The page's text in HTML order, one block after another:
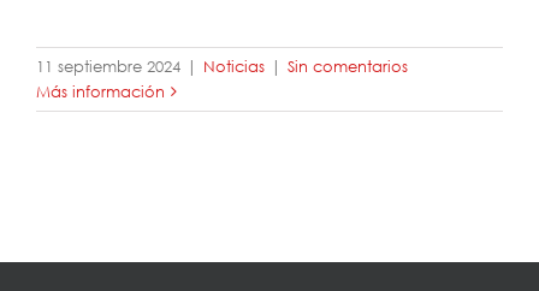
11 septiembre 2024 | Noticias | Sin comentarios
Más información